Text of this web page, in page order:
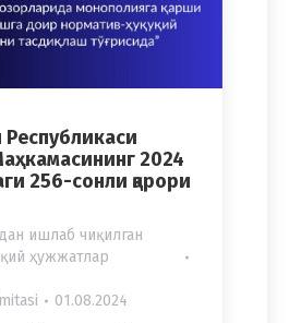
Республикаси
2024
256-сонли қарори
ишлаб чиқилган
ҳужжатлар
01.08.2024